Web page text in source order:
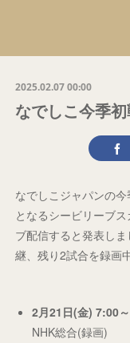
2025.02.07 00:00
なでしこ今季
なでしこジャパンの
となるシービリーブ
ブ配信すると発表し
継、残り2試合を録画
2月21日(金) 7:00～
NHK総合(録画)